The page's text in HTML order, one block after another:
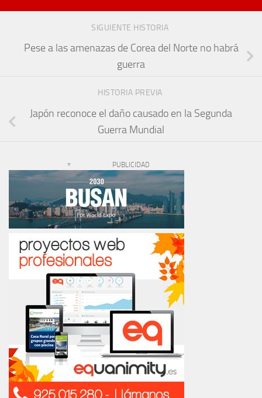
SIGUIENTE HISTORIA
Pese a las amenazas de Corea del Norte no habrá
guerra
HISTORIA PREVIA
Japón reconoce el daño causado en la Segunda
Guerra Mundial
PUBLICIDAD